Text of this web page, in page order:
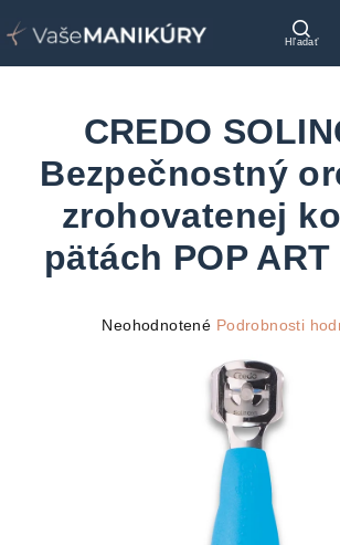
na
CREDO
Bezpečnostný
zrohovatenej
pätách POP
Priemerné
Neohodnotené Podrobnosti